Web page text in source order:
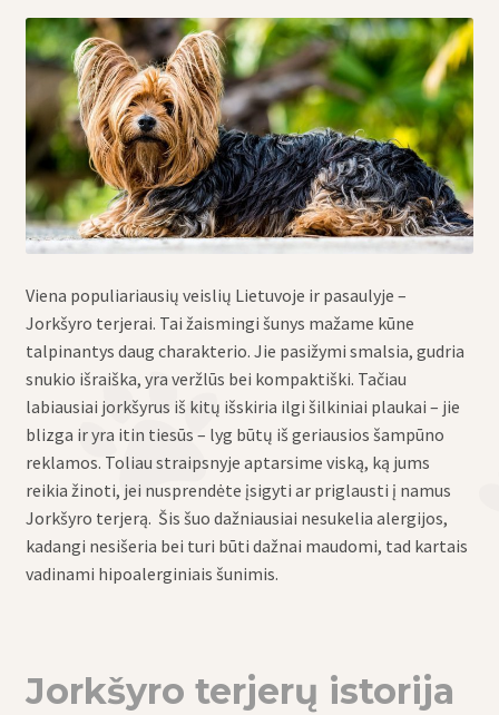
Viena populiariausių veislių Lietuvoje ir pasaulyje –
Jorkšyro terjerai. Tai žaismingi šunys mažame kūne
talpinantys daug charakterio. Jie pasižymi smalsia, gudria
snukio išraiška, yra veržlūs bei kompaktiški. Tačiau
labiausiai jorkšyrus iš kitų išskiria ilgi šilkiniai plaukai – jie
blizga ir yra itin tiesūs – lyg būtų iš geriausios šampūno
reklamos. Toliau straipsnyje aptarsime viską, ką jums
reikia žinoti, jei nusprendėte įsigyti ar priglausti į namus
Jorkšyro terjerą. Šis šuo dažniausiai nesukelia alergijos,
kadangi nesišeria bei turi būti dažnai maudomi, tad kartais
vadinami hipoalerginiais šunimis.
Jorkšyro terjerų istorija